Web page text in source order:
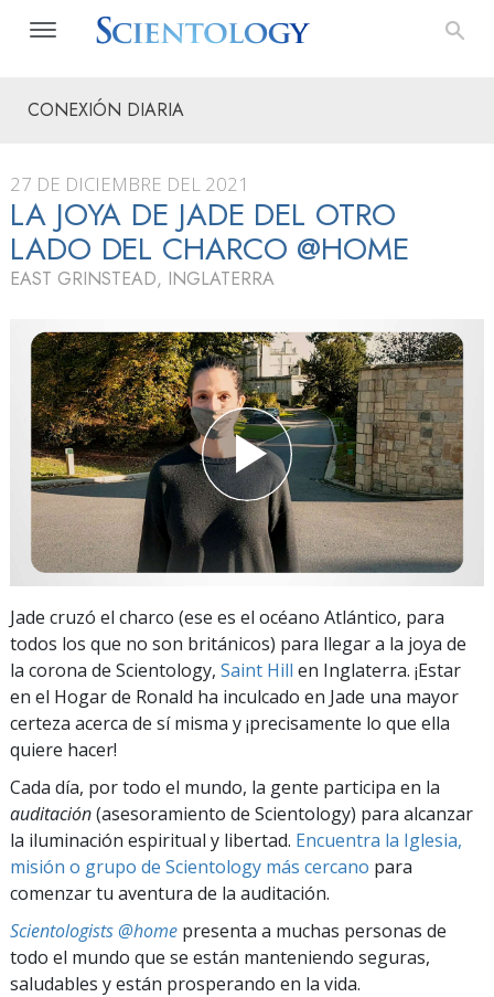
CONEXIÓN DIARIA
27 DE DICIEMBRE DEL 2021
LA JOYA DE JADE DEL OTRO
LADO DEL CHARCO @HOME
EAST GRINSTEAD, INGLATERRA
Jade cruzó el charco (ese es el océano Atlántico, para
todos los que no son británicos) para llegar a la joya de
la corona de Scientology, Saint Hill en Inglaterra. ¡Estar
en el Hogar de Ronald ha inculcado en Jade una mayor
certeza acerca de sí misma y ¡precisamente lo que ella
quiere hacer!
Cada día, por todo el mundo, la gente participa en la
auditación(asesoramiento de Scientology) para alcanzar
la iluminación espiritual y libertad. Encuentra la Iglesia,
misión o grupo de Scientology más cercano para
comenzar tu aventura de la auditación.
Scientologists @home presenta a muchas personas de
todo el mundo que se están manteniendo seguras,
saludables y están prosperando en la vida.